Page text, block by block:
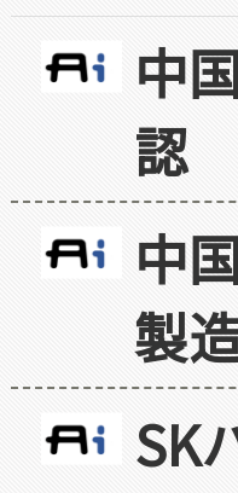
中
認
中
製
SK